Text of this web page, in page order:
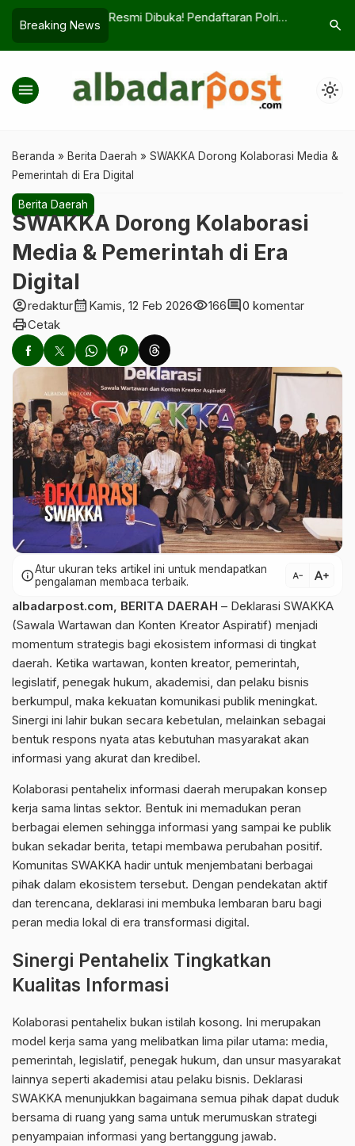
Breaking News
Banyak Dicari
Resmi Dibuka! Pendaftaran Polri
Dikysearch
menu light_mode
Beranda » Berita Daerah » SWAKKA Dorong Kolaborasi Media &
Pemerintah di Era Digital
Berita Daerah
SWAKKA Dorong Kolaborasi
Media & Pemerintah di Era
Digital
account_circleredakturcalendar_month Kamis, 12 Feb 2026visibility166comment0 komentar
printCetak
infoAtur ukuran teks artikel ini untuk mendapatkan
pengalaman membaca terbaik.
text_decrease text_increase
albadarpost.com, BERITA DAERAH – Deklarasi SWAKKA
(Sawala Wartawan dan Konten Kreator Aspiratif) menjadi
momentum strategis bagi ekosistem informasi di tingkat
daerah. Ketika wartawan, konten kreator, pemerintah,
legislatif, penegak hukum, akademisi, dan pelaku bisnis
berkumpul, maka kekuatan komunikasi publik meningkat.
Sinergi ini lahir bukan secara kebetulan, melainkan sebagai
bentuk respons nyata atas kebutuhan masyarakat akan
informasi yang akurat dan kredibel.
Kolaborasi pentahelix informasi daerah merupakan konsep
kerja sama lintas sektor. Bentuk ini memadukan peran
berbagai elemen sehingga informasi yang sampai ke publik
bukan sekadar berita, tetapi membawa perubahan positif.
Komunitas SWAKKA hadir untuk menjembatani berbagai
pihak dalam ekosistem tersebut. Dengan pendekatan aktif
dan terencana, deklarasi ini membuka lembaran baru bagi
peran media lokal di era transformasi digital.
Sinergi Pentahelix Tingkatkan
Kualitas Informasi
Kolaborasi pentahelix bukan istilah kosong. Ini merupakan
model kerja sama yang melibatkan lima pilar utama: media,
pemerintah, legislatif, penegak hukum, dan unsur masyarakat
lainnya seperti akademisi atau pelaku bisnis. Deklarasi
SWAKKA menunjukkan bagaimana semua pihak dapat duduk
bersama di ruang yang sama untuk merumuskan strategi
penyampaian informasi yang bertanggung jawab.